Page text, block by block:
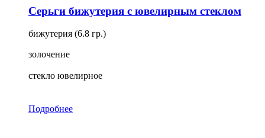
Серьги бижутерия с ювелирным стеклом
бижутерия (6.8 гр.)
золочение
стекло ювелирное
Подробнее